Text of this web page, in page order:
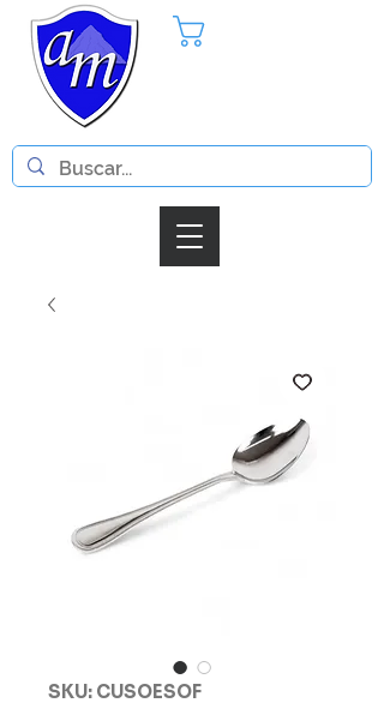
SKU: CUSOESOF